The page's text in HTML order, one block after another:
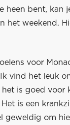
heen bent, kan
het weekend.
voor
vind het leuk
is goed voor
is een
geweldig om